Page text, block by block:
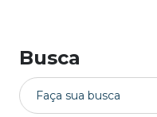
Busca